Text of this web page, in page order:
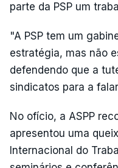
parte da PSP um
"A PSP tem um
estratégia, mas não
defendendo que a
sindicatos para a
No ofício, a ASPP
apresentou uma
Internacional do